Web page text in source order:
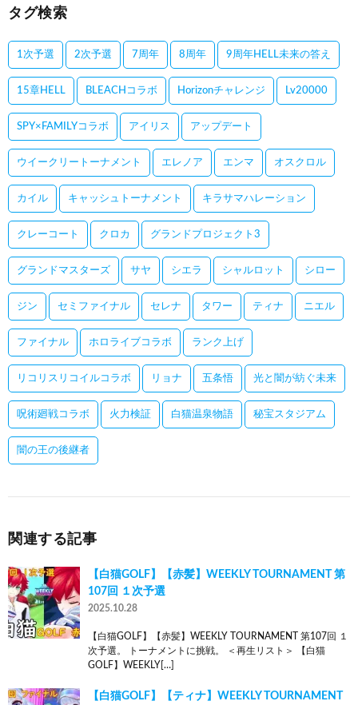
タグ検索
1次予選 2次予選 7周年 8周年 9周年HELL未来の答え
15章HELL BLEACHコラボ Horizonチャレンジ Lv20000
SPY×FAMILYコラボ アイリス アップデート
ウイークリートーナメント エレノア エンマ オスクロル
カイル キャッシュトーナメント キラサマハレーション
クレーコート クロカ グランドプロジェクト3
グランドマスターズ サヤ シエラ シャルロット シロー
ジン セミファイナル セレナ タワー ティナ ニエル
ファイナル ホロライブコラボ ランク上げ
リコリスリコイルコラボ リョナ 五条悟 光と闇が紡ぐ未来
呪術廻戦コラボ 火力検証 白猫温泉物語 秘宝スタジアム
闇の王の後継者
関連する記事
【白猫GOLF】【赤髪】WEEKLY TOURNAMENT 第
107回 １次予選
2025.10.28
【白猫GOLF】【赤髪】WEEKLY TOURNAMENT 第107回 １
次予選。 トーナメントに挑戦。 ＜再生リスト＞ 【白猫
GOLF】WEEKLY[…]
【白猫GOLF】【ティナ】WEEKLY TOURNAMENT